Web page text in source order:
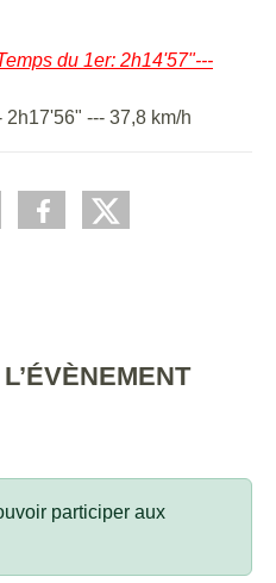
du 1er: 2h14'57"---
--- 37,8 km/h
participer aux